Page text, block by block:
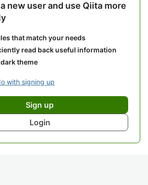
new user and use Qiita more
that match your needs
read back useful information
theme
with signing up
Sign up
Login